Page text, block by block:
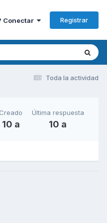
Conectar Registrar
Toda la actividad
Creado
10 a
Última respuesta
10 a